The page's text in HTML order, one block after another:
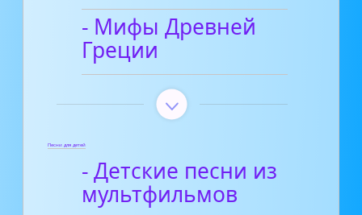
- Мифы Древней
Греции
Песни для детей
- Детские песни из
мультфильмов